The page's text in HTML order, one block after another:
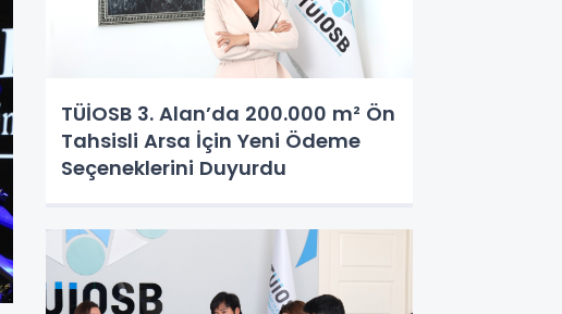
TÜİOSB 3. Alan’da 200.000 m² Ön
Tahsisli Arsa İçin Yeni Ödeme
Seçeneklerini Duyurdu